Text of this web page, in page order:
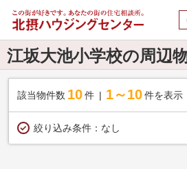
江坂大池小学校の周辺
該当物件数 10件 1～10 件を表示
絞り込み条件： なし